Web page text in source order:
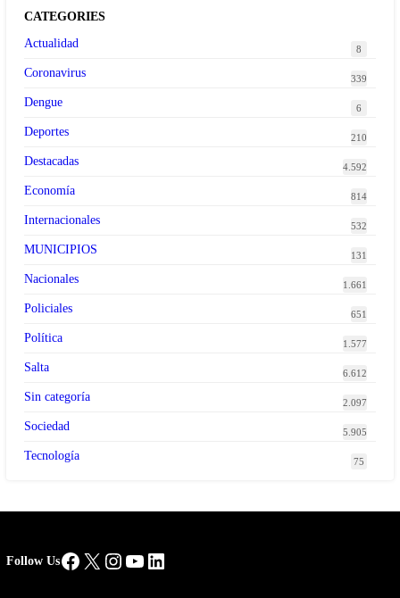
CATEGORIES
Actualidad
8
Coronavirus 339
Dengue 6
Deportes 210
Destacadas 4.592
Economía 814
Internacionales 532
MUNICIPIOS 131
Nacionales 1.661
Policiales 651
Política 1.577
Salta 6.612
Sin categoría 2.097
Sociedad 5.905
Tecnología 75
Follow UsFacebook
X Instagram
YouTube
LinkedIn